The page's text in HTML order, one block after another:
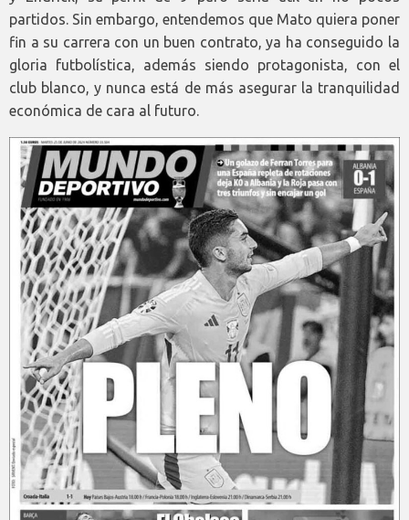
partidos. Sin embargo, entendemos que Mato quiera poner
fin a su carrera con un buen contrato, ya ha conseguido la
gloria futbolística, además siendo protagonista, con el
club blanco, y nunca está de más asegurar la tranquilidad
económica de cara al futuro.